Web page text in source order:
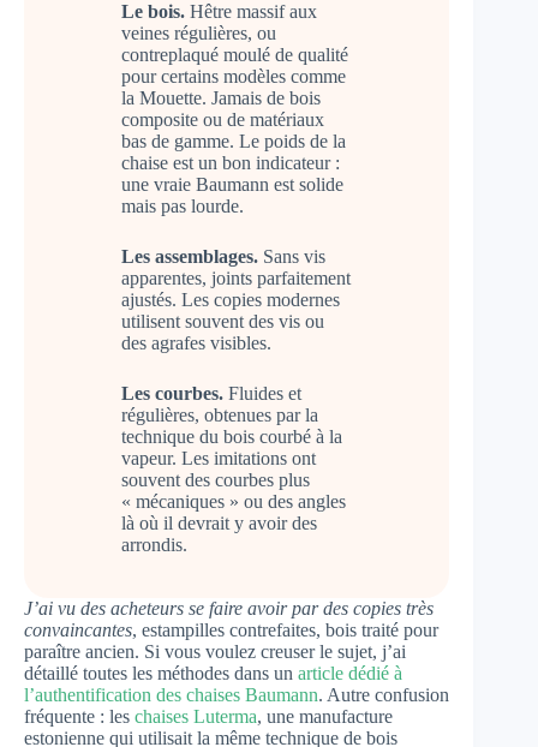
Le bois.Hêtre massif aux
veines régulières, ou
contreplaqué moulé de qualité
pour certains modèles comme
la Mouette. Jamais de bois
composite ou de matériaux
bas de gamme. Le poids de la
chaise est un bon indicateur :
une vraie Baumann est solide
mais pas lourde.
Les assemblages.Sans vis
apparentes, joints parfaitement
ajustés. Les copies modernes
utilisent souvent des vis ou
des agrafes visibles.
Les courbes.Fluides et
régulières, obtenues par la
technique du bois courbé à la
vapeur. Les imitations ont
souvent des courbes plus
« mécaniques » ou des angles
là où il devrait y avoir des
arrondis.
J’ai vu des acheteurs se faire avoir par des copies très
convaincantes, estampilles contrefaites, bois traité pour
paraître ancien. Si vous voulez creuser le sujet, j’ai
détaillé toutes les méthodes dans un article dédié à
l’authentification des chaises Baumann. Autre confusion
fréquente : les chaises Luterma, une manufacture
estonienne qui utilisait la même technique de bois